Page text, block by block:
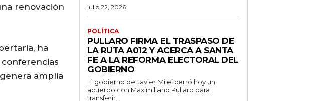
renovación
ha
amplia
julio 22, 2026
POLÍTICA
PULLARO FIRMA EL TRASPASO DE
LA RUTA A012 Y ACERCA A SANTA
FE A LA REFORMA ELECTORAL DEL
GOBIERNO
El gobierno de Javier Milei cerró hoy un
acuerdo con Maximiliano Pullaro para
transferir...